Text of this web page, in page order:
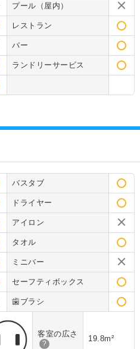
プール（屋内）
レストラン
バー
ランドリーサービス
バスタブ
ドライヤー
アイロン
タオル
ミニバー
セーフティボックス
歯ブラシ
客室の広さ
?
19.8m²